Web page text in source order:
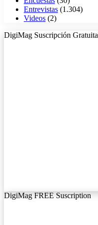
Entrevistas (1.304)
Videos (2)
DigiMag Suscripción Gratuita
DigiMag FREE Suscription